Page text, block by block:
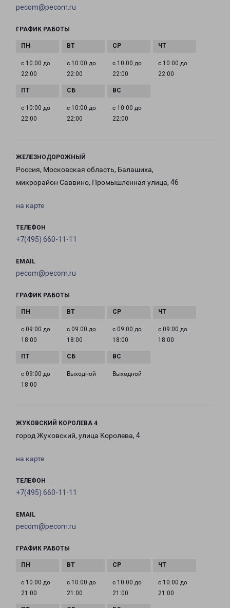
pecom@pecom.ru
ГРАФИК РАБОТЫ
с 10:00 до
22:00
с 10:00 до
22:00
с 10:00 до
22:00
с 10:00 до
22:00
с 10:00 до
22:00
с 10:00 до
22:00
с 10:00 до
22:00
ЖЕЛЕЗНОДОРОЖНЫЙ
Россия, Московская область, Балашиха,
микрорайон Саввино, Промышленная улица, 46
на карте
ТЕЛЕФОН
+7(495) 660-11-11
EMAIL
pecom@pecom.ru
ГРАФИК РАБОТЫ
с 09:00 до
18:00
с 09:00 до
18:00
с 09:00 до
18:00
с 09:00 до
18:00
с 09:00 до
18:00
Выходной Выходной
ЖУКОВСКИЙ КОРОЛЕВА 4
город Жуковский, улица Королева, 4
на карте
ТЕЛЕФОН
+7(495) 660-11-11
EMAIL
pecom@pecom.ru
ГРАФИК РАБОТЫ
с 10:00 до
21:00
с 10:00 до
21:00
с 10:00 до
21:00
с 10:00 до
21:00